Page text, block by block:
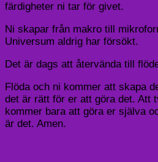
färdigheter ni tar för givet.
Ni skapar från makro till
Universum aldrig har försökt.
Det är dags att återvända till
Flöda och ni kommer att skapa
det är rätt för er att göra det. Att
kommer bara att göra er själva
är det. Amen.